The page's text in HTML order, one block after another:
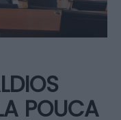
POUCA